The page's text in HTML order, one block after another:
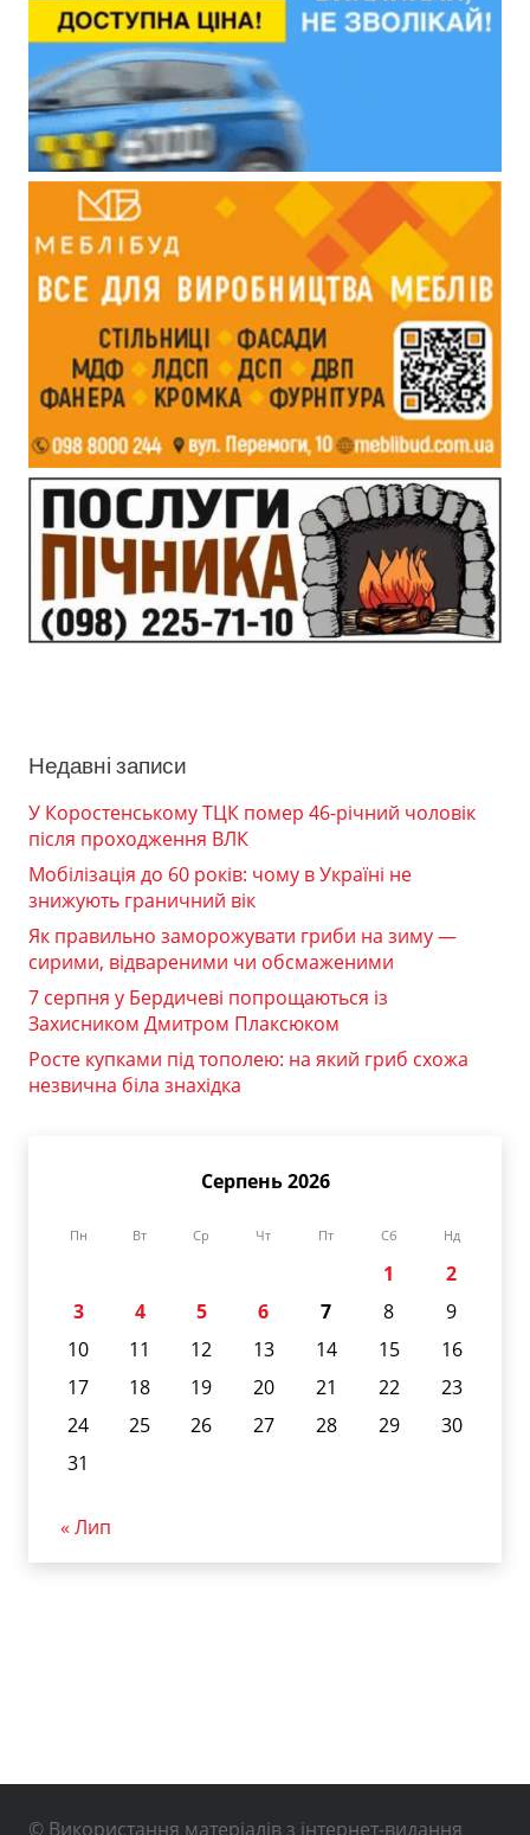
Недавні записи
У Коростенському ТЦК помер 46-річний чоловік
після проходження ВЛК
Мобілізація до 60 років: чому в Україні не
знижують граничний вік
Як правильно заморожувати гриби на зиму —
сирими, відвареними чи обсмаженими
7 серпня у Бердичеві попрощаються із
Захисником Дмитром Плаксюком
Росте купками під тополею: на який гриб схожа
незвична біла знахідка
Серпень 2026
Пн Вт Ср Чт Пт Сб Нд
1
2
3
4 5 6 7 8
9
10
11 12 13 14 15
16
17
18 19 20 21 22
23
24
25 26 27 28 29
30
31
« Лип
© Використання матеріалів з інтернет-видання